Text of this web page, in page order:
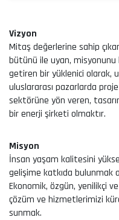
Vizyon
Mitaş değerlerine sahip
bütünü ile uyan, misyonunu
getiren bir yüklenici olarak,
uluslararası pazarlarda
sektörüne yön veren,
bir enerji şirketi olmaktır.
Misyon
İnsan yaşam kalitesini
gelişime katkıda bulunmak
Ekonomik, özgün, yenilikçi
çözüm ve hizmetlerimizi
sunmak.